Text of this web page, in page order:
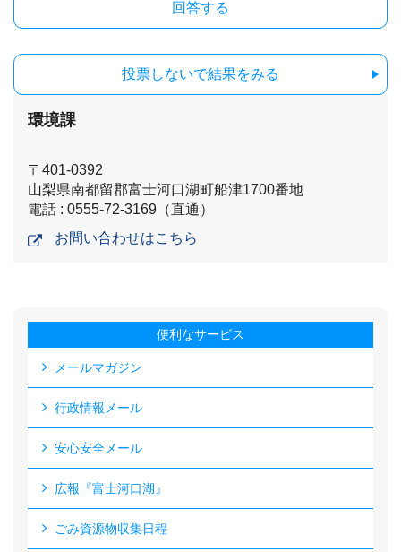
投票しないで結果をみる
環境課
〒401-0392
山梨県南都留郡富士河口湖町船津1700番地
電話 : 0555-72-3169（直通）
お問い合わせはこちら
便利なサービス
メールマガジン
行政情報メール
安心安全メール
広報『富士河口湖』
ごみ資源物収集日程